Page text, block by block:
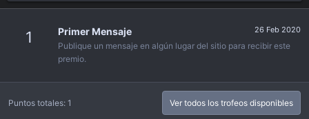
1 26 Feb 2020
Primer Mensaje
Publique un mensaje en algún lugar del sitio para recibir este
premio.
Puntos totales: 1 Ver todos los trofeos disponibles